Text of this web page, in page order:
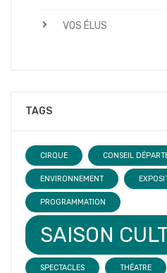
VOS ÉLUS
TAGS
CIRQUE CONSEIL
ENVIRONNEMENT
PROGRAMMATION
SAISON
SPECTACLES THÉATRE